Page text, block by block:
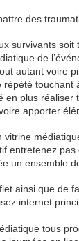
des
survivants
de
autant voire
en plus
apporter
vitrine
entretenez
un ensemble
ainsi que de
internet
tous